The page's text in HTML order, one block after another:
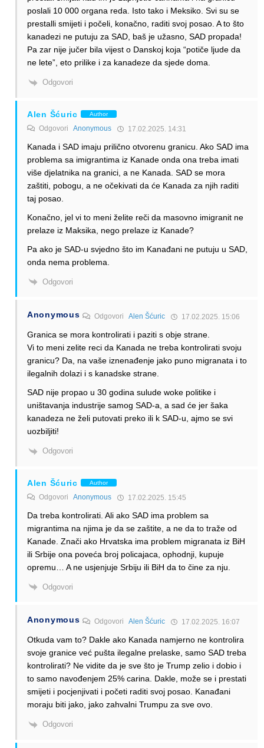
poslali 10 000 organa reda. Isto tako i Meksiko. Svi su se
prestalli smijeti i počeli, konačno, raditi svoj posao. A to što
kanadezi ne putuju za SAD, baš je užasno, SAD propada!
Pa zar nije jučer bila vijest o Danskoj koja “potiče ljude da
ne lete”, eto prilike i za kanadeze da sjede doma.
Odgovori
Alen Šćuric Author
Odgovori Anonymous 17.02.2025. 14:31
Kanada i SAD imaju prilično otvorenu granicu. Ako SAD ima
problema sa imigrantima iz Kanade onda ona treba imati
više djelatnika na granici, a ne Kanada. SAD se mora
zaštiti, pobogu, a ne očekivati da će Kanada za njih raditi
taj posao.
Konačno, jel vi to meni želite reči da masovno imigranit ne
prelaze iz Maksika, nego prelaze iz Kanade?
Pa ako je SAD-u svjedno što im Kanađani ne putuju u SAD,
onda nema problema.
Odgovori
Anonymous OdgovoriAlen Šćuric 17.02.2025. 15:06
Granica se mora kontrolirati i paziti s obje strane.
Vi to meni zelite reci da Kanada ne treba kontrolirati svoju
granicu? Da, na vaše iznenađenje jako puno migranata i to
ilegalnih dolazi i s kanadske strane.
SAD nije propao u 30 godina sulude woke politike i
uništavanja industrije samog SAD-a, a sad će jer šaka
kanadeza ne želi putovati preko ili k SAD-u, ajmo se svi
uozbiljiti!
Odgovori
Alen Šćuric Author
Odgovori Anonymous 17.02.2025. 15:45
Da treba kontrolirati. Ali ako SAD ima problem sa
migrantima na njima je da se zaštite, a ne da to traže od
Kanade. Znači ako Hrvatska ima problem migranata iz BiH
ili Srbije ona poveća broj policajaca, ophodnji, kupuje
opremu… A ne usjenjuje Srbiju ili BiH da to čine za nju.
Odgovori
Anonymous OdgovoriAlen Šćuric 17.02.2025. 16:07
Otkuda vam to? Dakle ako Kanada namjerno ne kontrolira
svoje granice već pušta ilegalne prelaske, samo SAD treba
kontrolirati? Ne vidite da je sve što je Trump zelio i dobio i
to samo navođenjem 25% carina. Dakle, može se i prestati
smijeti i pocjenjivati i početi raditi svoj posao. Kanađani
moraju biti jako, jako zahvalni Trumpu za sve ovo.
Odgovori